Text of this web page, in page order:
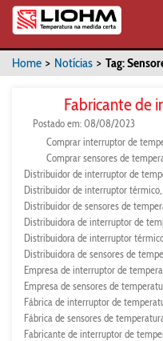
Home > Notícias > Tag:
Fabricante de
Postado em: 08/08/2023
Comprar interruptor de
Comprar sensores de
Distribuidor de interruptor de
Distribuidor de interruptor térmico
Distribuidor de sensores de
Distribuidora de interruptor de
Distribuidora de interruptor
Distribuidora de sensores de
Empresa de interruptor de
Empresa de sensores de
Fábrica de interruptor de
Fábrica de sensores de
Fabricante de interruptor de